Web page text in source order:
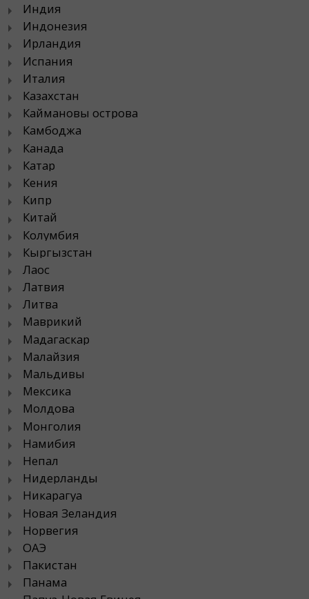
Индия
Индонезия
Ирландия
Испания
Италия
Казахстан
Каймановы острова
Камбоджа
Канада
Катар
Кения
Кипр
Китай
Колумбия
Кыргызстан
Лаос
Латвия
Литва
Маврикий
Мадагаскар
Малайзия
Мальдивы
Мексика
Молдова
Монголия
Намибия
Непал
Нидерланды
Никарагуа
Новая Зеландия
Норвегия
ОАЭ
Пакистан
Панама